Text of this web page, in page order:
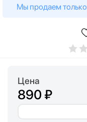
Мы продаем только
Цена
890 ₽